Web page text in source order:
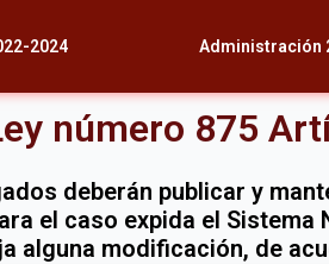
2024 Administración
número 875
deberán publicar y
el caso expida el
alguna modificación, de